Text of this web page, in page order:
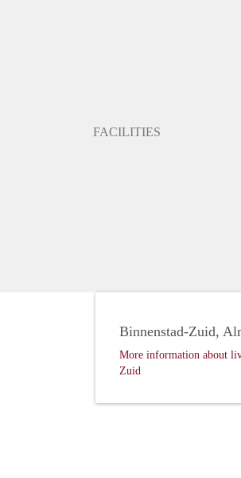
FACILITIES
Binnenstad-Zuid,
More information about
Zuid